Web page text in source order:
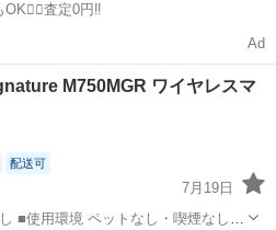
査定0円‼️
Ad
M750MGR ワイヤレスマ
配送可
7月19日
■